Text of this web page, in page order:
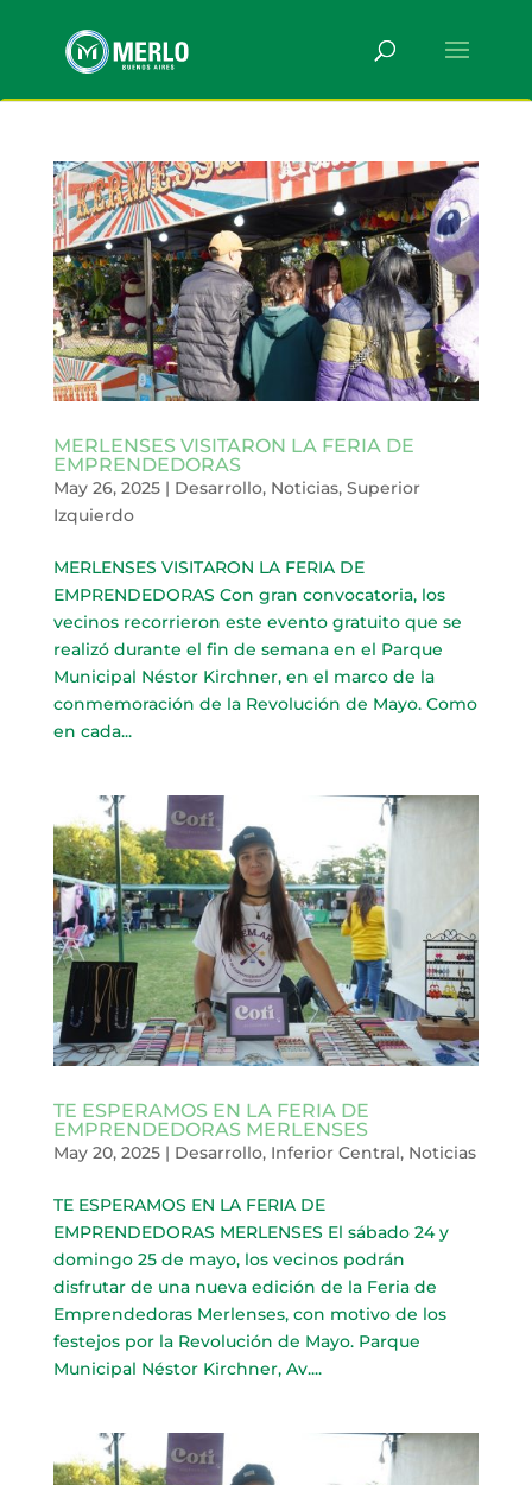
MERLENSES VISITARON LA FERIA DE
EMPRENDEDORAS
May 26, 2025| Desarrollo, Noticias, Superior
Izquierdo
MERLENSES VISITARON LA FERIA DE
EMPRENDEDORAS Con gran convocatoria, los
vecinos recorrieron este evento gratuito que se
realizó durante el fin de semana en el Parque
Municipal Néstor Kirchner, en el marco de la
conmemoración de la Revolución de Mayo. Como
en cada...
TE ESPERAMOS EN LA FERIA DE
EMPRENDEDORAS MERLENSES
May 20, 2025| Desarrollo, Inferior Central, Noticias
TE ESPERAMOS EN LA FERIA DE
EMPRENDEDORAS MERLENSES El sábado 24 y
domingo 25 de mayo, los vecinos podrán
disfrutar de una nueva edición de la Feria de
Emprendedoras Merlenses, con motivo de los
festejos por la Revolución de Mayo. Parque
Municipal Néstor Kirchner, Av....